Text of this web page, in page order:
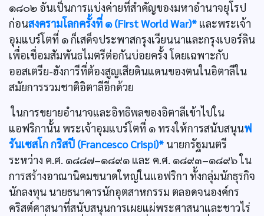
๑๘๐๒ อันเป็นการแบ่งค่ายที่สำคัญของมหาอำนาจยุโรป
ก่อนสงครามโลกครั้งที่ ๑ (First World War)* และพระเจ้า
อุมแบร์โตที่ ๑ ก็เสด็จประพาสกรุงเวียนนาและกรุงเบอร์ลิน
เพื่อเชื่อมสัมพันธไมตรีต่อกันบ่อยครั้ง โดยเฉพาะกับ
ออสเตรีย-ฮังการีที่ต้องสูญเสียดินแดนของตนในอิตาลีใน
สมัยการรวมชาติอิตาลีอีกด้วย
ในการขยายอำนาจและอิทธิพลของอิตาลีเข้าไปใน
แอฟริกานั้น พระเจ้าอุมแบร์โตที่ ๑ ทรงให้การสนับสนุนฟ
รันเซสโก กริสปี (Francesco Crispi)* นายกรัฐมนตรี
ระหว่าง ค.ศ. ๑๘๘๗–๑๘๙๑ และ ค.ศ. ๑๘๙๓–๑๘๙๖ ใน
การสร้างอาณานิคมขนาดใหญ่ในแอฟริกา ทั้งกลุ่มนักธุรกิจ
นักลงทุน นายธนาคารนักอุตสาหกรรม ตลอดจนองค์กร
คริสต์ศาสนาที่สนับสนุนการเผยแผ่พระศาสนาและชาวไร่